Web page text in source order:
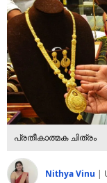
Short Videos
പ്രതീകാത്മക ചിത്രം
Nithya Vinu |